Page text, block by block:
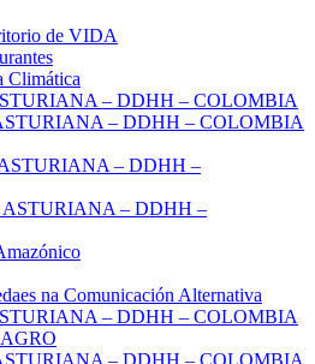
de VIDA
Climática
– DDHH – COLOMBIA
– DDHH – COLOMBIA
– DDHH –
– DDHH –
na Comunicación Alternativa
– DDHH – COLOMBIA
– DDHH – COLOMBIA